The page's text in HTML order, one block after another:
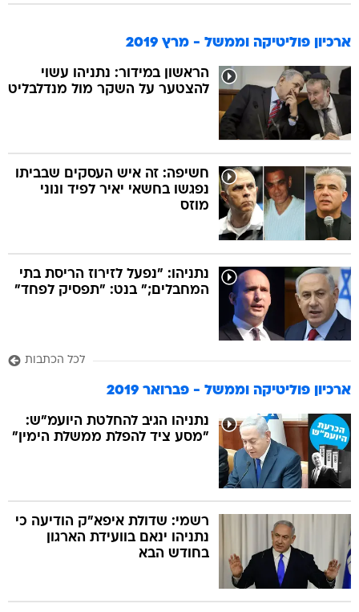
ארכיון פוליטיקה וממשל - מרץ 2019
הראשון במידור: נתניהו עשוי
להצטער על השקר מול מנדלבליט
חשיפה: זה איש העסקים שבביתו
נפגשו בחשאי יאיר לפיד ונוני
מוזס
נתניהו: "נפעל לזירוז הריסת בתי
המחבלים;" בנט: "תפסיק לפחד"
לכל הכתבות
ארכיון פוליטיקה וממשל - פברואר 2019
נתניהו הגיב להחלטת היועמ"ש:
"מסע ציד להפלת ממשלת הימין"
רשמי: שדולת איפא"ק הודיעה כי
נתניהו ינאם בוועידת הארגון
בחודש הבא